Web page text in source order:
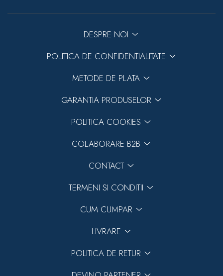
DESPRE NOI
POLITICA DE CONFIDENTIALITATE
METODE DE PLATA
GARANTIA PRODUSELOR
POLITICA COOKIES
COLABORARE B2B
CONTACT
TERMENI SI CONDITII
CUM CUMPAR
LIVRARE
POLITICA DE RETUR